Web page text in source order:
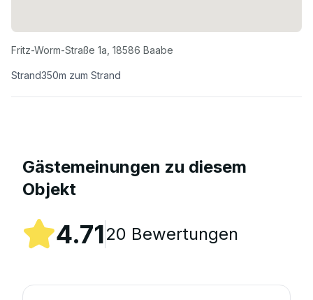
Fritz-Worm-Straße 1a 18586 Baabe
Strand350m zum Strand
Gästemeinungen zu diesem
Objekt
4.7120 Bewertungen